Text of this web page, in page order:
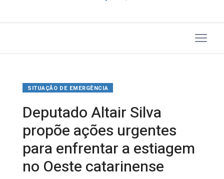
SITUAÇÃO DE EMERGÊNCIA
Deputado Altair Silva
propõe ações urgentes
para enfrentar a estiagem
no Oeste catarinense